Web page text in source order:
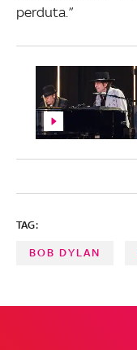
perduta.”
TAG:
BOB DYLAN